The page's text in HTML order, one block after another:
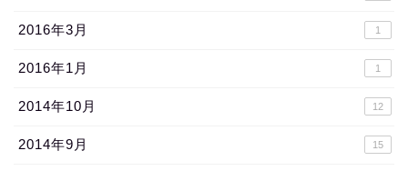
2016年3月 1
2016年1月 1
2014年10月 12
2014年9月 15